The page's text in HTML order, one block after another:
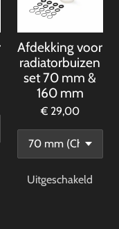
Afdekking voor
radiatorbuizen
set 70 mm &
160 mm
€ 29,00
Uitgeschakeld